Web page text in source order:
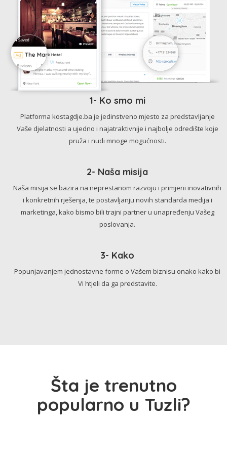
1- Ko smo mi
Platforma kostagdje.ba je jedinstveno mjesto za predstavljanje
Vaše djelatnosti a ujedno i najatraktivnije i najbolje odredište koje
pruža i nudi mnoge mogućnosti.
2- Naša misija
Naša misija se bazira na neprestanom razvoju i primjeni inovativnih
i konkretnih rješenja, te postavljanju novih standarda medija i
marketinga, kako bismo bili trajni partner u unapređenju Vašeg
poslovanja.
3- Kako
Popunjavanjem jednostavne forme o Vašem biznisu onako kako bi
Vi htjeli da ga predstavite.
Šta je trenutno
popularno u Tuzli?